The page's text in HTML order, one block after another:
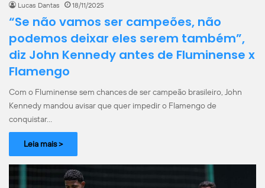
Lucas Dantas 18/11/2025
“Se não vamos ser campeões, não
podemos deixar eles serem também”,
diz John Kennedy antes de Fluminense x
Flamengo
Com o Fluminense sem chances de ser campeão brasileiro, John
Kennedy mandou avisar que quer impedir o Flamengo de
conquistar…
Leia mais >